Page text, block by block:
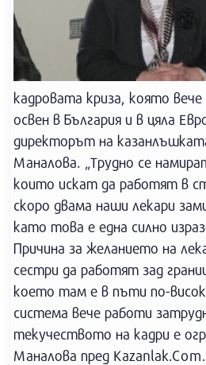
кадровата криза, която вече
освен в България и в цяла
директорът на
Маналова. „Трудно се
които искат да работят в
скоро двама наши лекари
като това е една силно
Причина за желанието на
сестри да работят зад
което там е в пъти по-
система вече работи
текучеството на кадри е
Маналова пред Kazanlak.Com.